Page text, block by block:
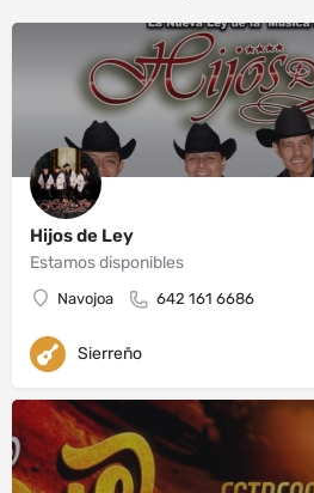
Hijos de Ley
Estamos disponibles
Navojoa 642 161 6686
Sierreño